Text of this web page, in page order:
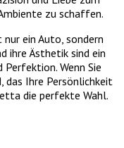
zu schaffen.
ein Auto, sondern
ihre Ästhetik sind ein
Wenn Sie
das Ihre Persönlichkeit
die perfekte Wahl.